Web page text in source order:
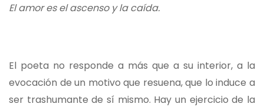
El amor es el ascenso y la caída.
El poeta no responde a más que a su interior, a la
evocación de un motivo que resuena, que lo induce a
ser trashumante de sí mismo. Hay un ejercicio de la